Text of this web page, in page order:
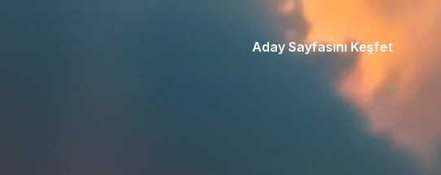
Aday Sayfasını Keşfet